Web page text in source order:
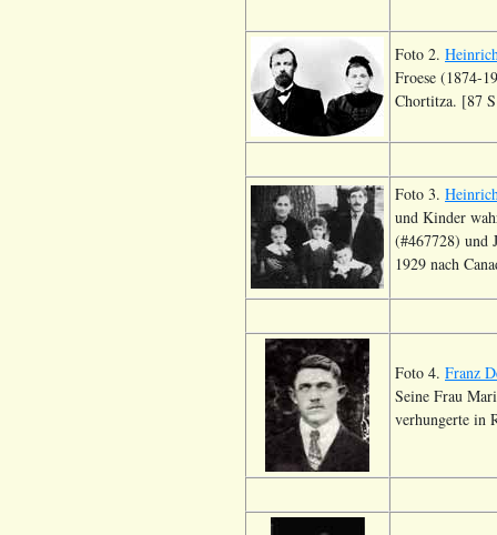
Foto 2.
Froese (1874-
Chortitza. [87
Foto 3.
und Kinder
(#467728) und
1929 nach
Foto 4. Franz
Seine Frau
verhungerte in